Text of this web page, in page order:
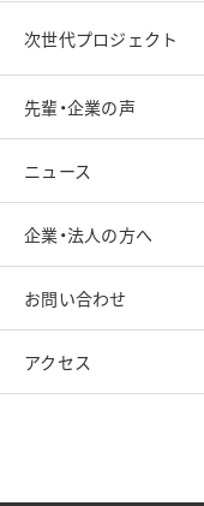
次世代プロジェクト
先輩・企業の声
ニュース
企業・法人の方へ
お問い合わせ
アクセス